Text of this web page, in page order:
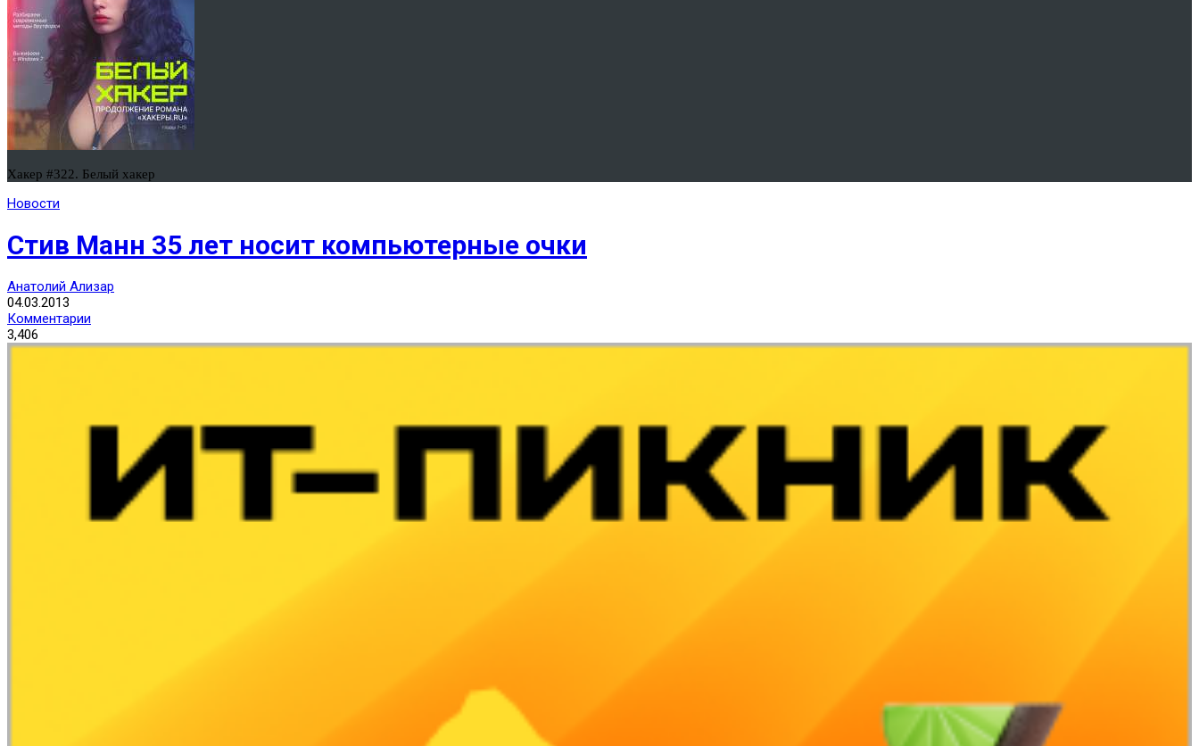
Хакер #322. Белый хакер
Новости
Стив Манн 35 лет носит компьютерные очки
Анатолий Ализар
04.03.2013
Комментарии
3,406